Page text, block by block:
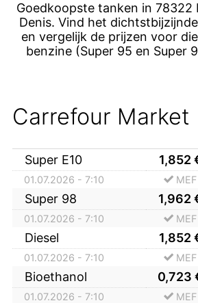
Goedkoopste tanken in 78322
Denis. Vind het
en vergelijk de prijzen voor
benzine (Super 95 en Super
Carrefour Market
Super E10 1,852
01.07.2026 - 7:10 MEF
Super 98 1,962
01.07.2026 - 7:10 MEF
Diesel 1,852
01.07.2026 - 7:10 MEF
Bioethanol 0,723
01.07.2026 - 7:10 MEF